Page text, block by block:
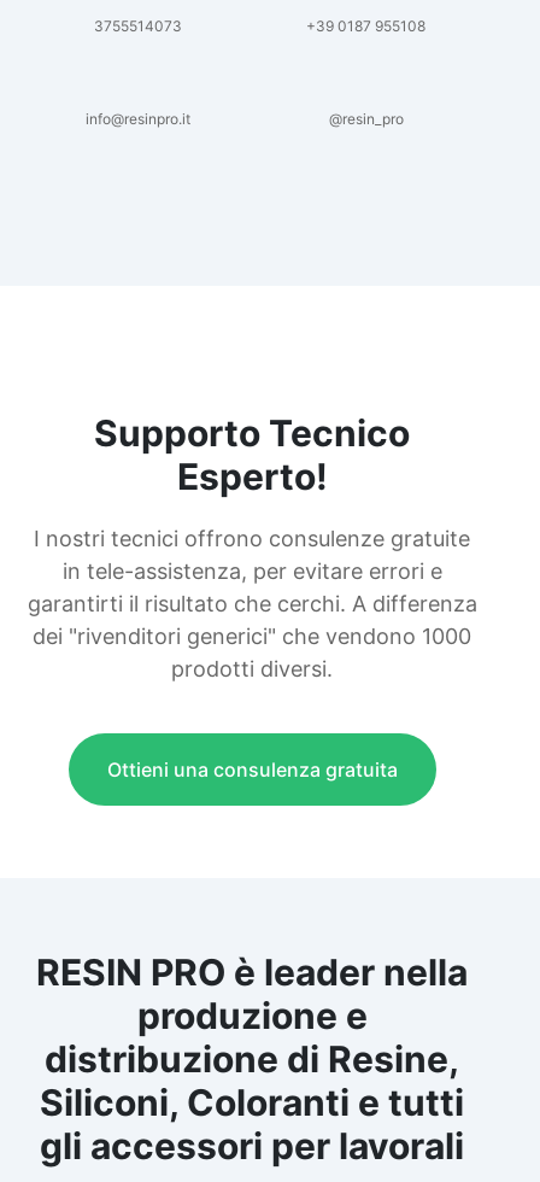
3755514073 +39 0187 955108
info@resinpro.it @resin_pro
Supporto Tecnico
Esperto!
I nostri tecnici offrono consulenze gratuite
in tele-assistenza, per evitare errori e
garantirti il risultato che cerchi. A differenza
dei "rivenditori generici" che vendono 1000
prodotti diversi.
Ottieni una consulenza gratuita
RESIN PRO è leader nella
produzione e
distribuzione di Resine,
Siliconi, Coloranti e tutti
gli accessori per lavorali